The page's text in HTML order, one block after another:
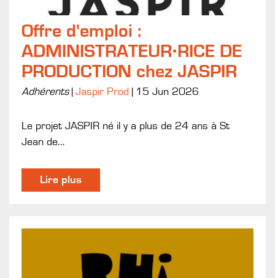
Offre d'emploi :
ADMINISTRATEUR·RICE DE
PRODUCTION chez JASPIR
Adhérents Jaspir Prod 15 Jun 2026
Le projet JASPIR né il y a plus de 24 ans à St
Jean de...
Lire plus